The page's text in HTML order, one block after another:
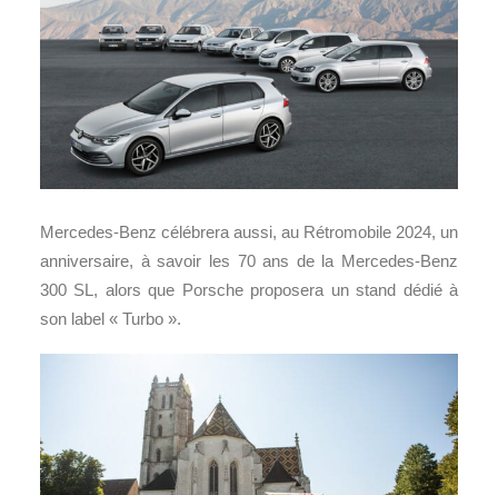
Mercedes-Benz célébrera aussi, au Rétromobile 2024, un
anniversaire, à savoir les 70 ans de la Mercedes-Benz
300 SL, alors que Porsche proposera un stand dédié à
son label « Turbo ».